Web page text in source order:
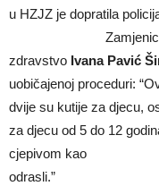
u HZJZ je
Zamjenica
zdravstvo Ivana Pavić
uobičajenoj proceduri:
dvije su kutije za djecu,
za djecu od 5 do 12
cjepivom kao